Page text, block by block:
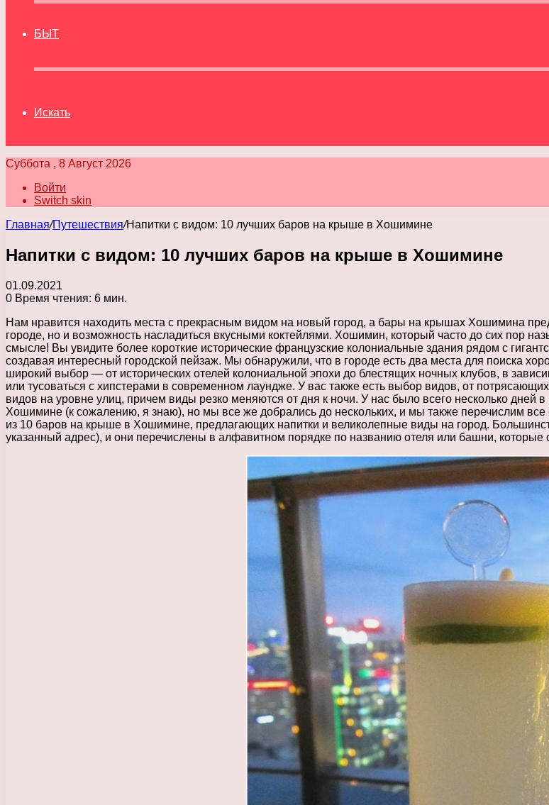
БЫТ
Искать
Суббота , 8 Август 2026
Войти
Switch skin
Главная/Путешествия/Напитки с видом: 10 лучших баров на крыше в Хошимине
Напитки с видом: 10 лучших баров на крыше в Хошимине
01.09.2021
0 Время чтения: 6 мин.
Нам нравится находить места с прекрасным видом на новый город, а бары на крышах Хошимина
городе, но и возможность насладиться вкусными коктейлями. Хошимин, который часто до сих пор
смысле! Вы увидите более короткие исторические французские колониальные здания рядом с
создавая интересный городской пейзаж. Мы обнаружили, что в городе есть два места для поиска
широкий выбор — от исторических отелей колониальной эпохи до блестящих ночных клубов, в
или тусоваться с хипстерами в современном лаундже. У вас также есть выбор видов, от
видов на уровне улиц, причем виды резко меняются от дня к ночи. У нас было всего несколько
Хошимине (к сожалению, я знаю), но мы все же добрались до нескольких, и мы также перечислим
из 10 баров на крыше в Хошимине, предлагающих напитки и великолепные виды на город.
указанный адрес), и они перечислены в алфавитном порядке по названию отеля или башни, которые